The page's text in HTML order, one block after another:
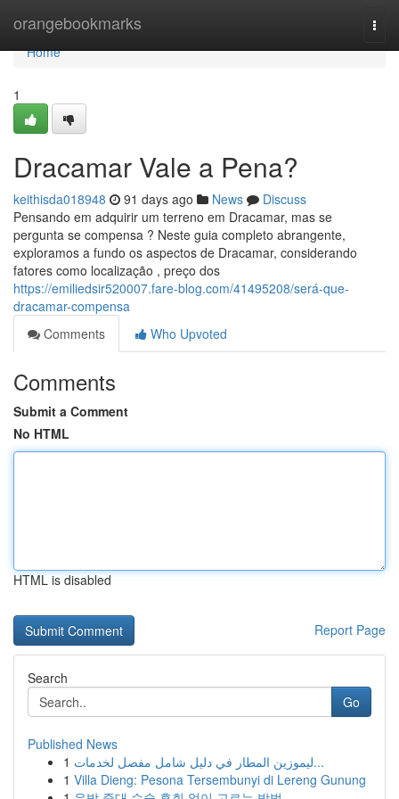
orangebookmarks
Home
Home
1
Dracamar Vale a Pena?
keithisda018948 91 days ago News
Discuss
Pensando em adquirir um terreno em Dracamar, mas se
pergunta se compensa ? Neste guia completo abrangente,
exploramos a fundo os aspectos de Dracamar, considerando
fatores como localização , preço dos
https://emiliedsir520007.fare-blog.com/41495208/será-que-
dracamar-compensa
Comments
Who Upvoted
Comments
Submit a Comment
No HTML
HTML is disabled
Report Page
Search
Go
Published News
1
ليموزين المطار في دليل شامل مفصل لخدمات...
1 Villa Dieng: Pesona Tersembunyi di Lereng Gunung